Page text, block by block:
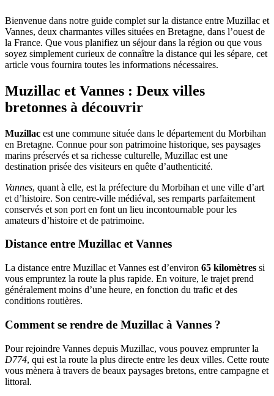
Bienvenue dans notre guide complet sur la distance entre Muzillac et
Vannes, deux charmantes villes situées en Bretagne, dans l’ouest de
la France. Que vous planifiez un séjour dans la région ou que vous
soyez simplement curieux de connaître la distance qui les sépare, cet
article vous fournira toutes les informations nécessaires.
Muzillac et Vannes : Deux villes
bretonnes à découvrir
Muzillac est une commune située dans le département du Morbihan
en Bretagne. Connue pour son patrimoine historique, ses paysages
marins préservés et sa richesse culturelle, Muzillac est une
destination prisée des visiteurs en quête d’authenticité.
Vannes, quant à elle, est la préfecture du Morbihan et une ville d’art
et d’histoire. Son centre-ville médiéval, ses remparts parfaitement
conservés et son port en font un lieu incontournable pour les
amateurs d’histoire et de patrimoine.
Distance entre Muzillac et Vannes
La distance entre Muzillac et Vannes est d’environ 65 kilomètres si
vous empruntez la route la plus rapide. En voiture, le trajet prend
généralement moins d’une heure, en fonction du trafic et des
conditions routières.
Comment se rendre de Muzillac à Vannes ?
Pour rejoindre Vannes depuis Muzillac, vous pouvez emprunter la
D774, qui est la route la plus directe entre les deux villes. Cette route
vous mènera à travers de beaux paysages bretons, entre campagne et
littoral.